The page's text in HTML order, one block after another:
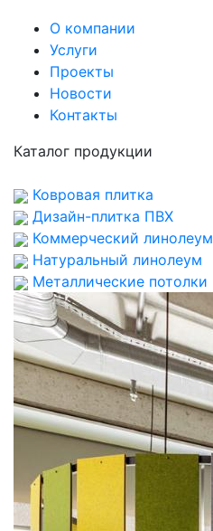
О компании
Услуги
Проекты
Новости
Контакты
Каталог продукции
Ковровая плитка
Дизайн-плитка ПВХ
Коммерческий линолеум
Натуральный линолеум
Металлические потолки